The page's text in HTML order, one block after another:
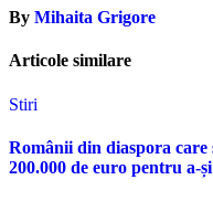
By Mihaita Grigore
Articole similare
Stiri
Românii din diaspora care
200.000 de euro pentru a-